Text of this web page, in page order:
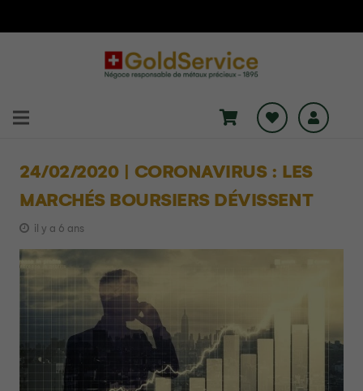
24/02/2020 | CORONAVIRUS : LES
MARCHÉS BOURSIERS DÉVISSENT
il y a 6 ans